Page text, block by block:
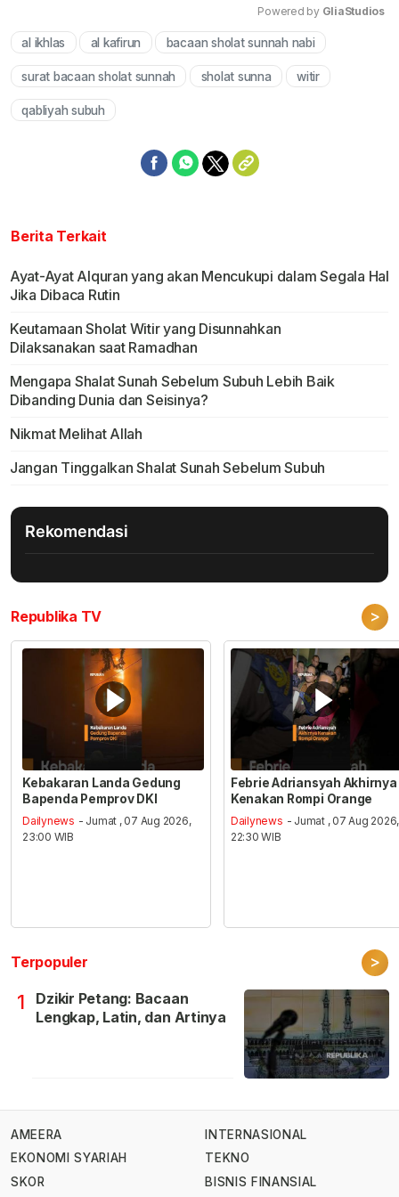
Mute
Powered by GliaStudios
al ikhlas al kafirun bacaan sholat sunnah nabi
surat bacaan sholat sunnah sholat sunna witir
qabliyah subuh
Berita Terkait
Ayat-Ayat Alquran yang akan Mencukupi dalam Segala Hal
Jika Dibaca Rutin
Keutamaan Sholat Witir yang Disunnahkan
Dilaksanakan saat Ramadhan
Mengapa Shalat Sunah Sebelum Subuh Lebih Baik
Dibanding Dunia dan Seisinya?
Nikmat Melihat Allah
Jangan Tinggalkan Shalat Sunah Sebelum Subuh
Rekomendasi
Republika TV >
Kebakaran Landa Gedung
Bapenda Pemprov DKI
Dailynews - Jumat , 07 Aug 2026,
23:00 WIB
Febrie Adriansyah Akhirnya
Kenakan Rompi Orange
Dailynews - Jumat , 07 Aug 2026,
22:30 WIB
Terpopuler >
1
Dzikir Petang: Bacaan
Lengkap, Latin, dan Artinya
AMEERA
EKONOMI SYARIAH
SKOR
INTERNASIONAL
TEKNO
BISNIS FINANSIAL